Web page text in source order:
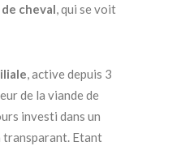
cheval, qui se voit
, active depuis 3
de la viande de
investi dans un
transparant. Etant